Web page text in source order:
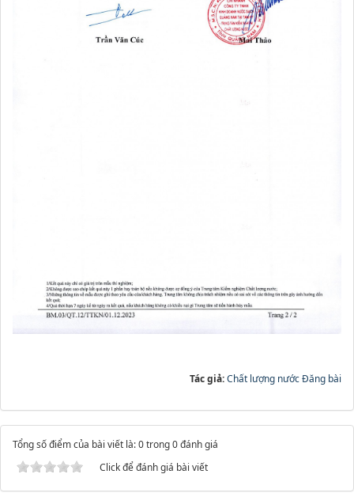
Tác giả:Chất lượng nước Đăng bài
Tổng số điểm của bài viết là: 0 trong 0 đánh giá
Click để đánh giá bài viết